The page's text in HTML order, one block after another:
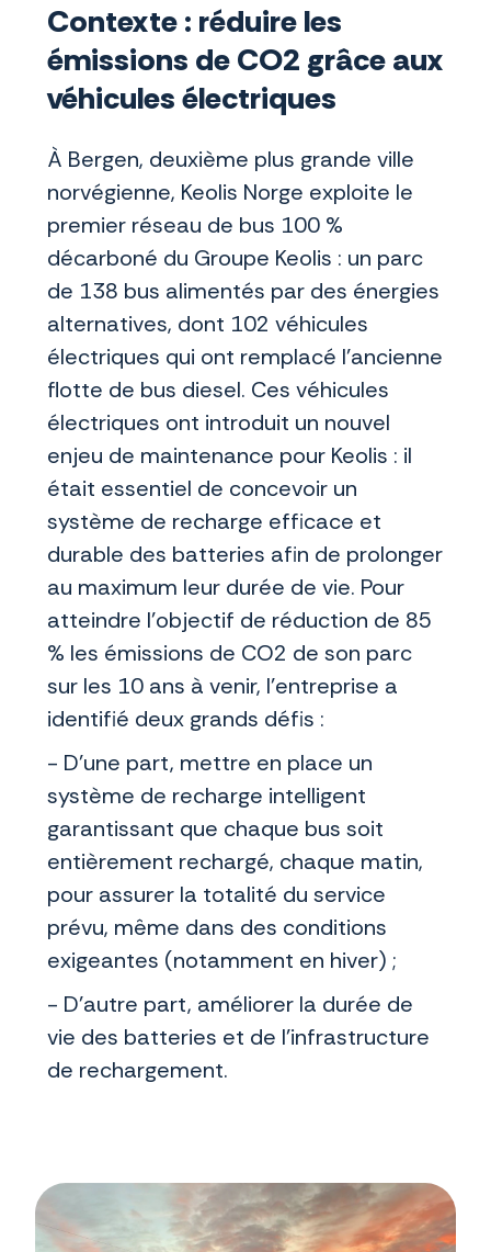
Contexte : réduire les
émissions de CO2 grâce aux
véhicules électriques
À Bergen, deuxième plus grande ville
norvégienne, Keolis Norge exploite le
premier réseau de bus 100 %
décarboné du Groupe Keolis : un parc
de 138 bus alimentés par des énergies
alternatives, dont 102 véhicules
électriques qui ont remplacé l’ancienne
flotte de bus diesel. Ces véhicules
électriques ont introduit un nouvel
enjeu de maintenance pour Keolis : il
était essentiel de concevoir un
système de recharge efficace et
durable des batteries afin de prolonger
au maximum leur durée de vie. Pour
atteindre l’objectif de réduction de 85
% les émissions de CO2 de son parc
sur les 10 ans à venir, l’entreprise a
identifié deux grands défis :
- D’une part, mettre en place un
système de recharge intelligent
garantissant que chaque bus soit
entièrement rechargé, chaque matin,
pour assurer la totalité du service
prévu, même dans des conditions
exigeantes (notamment en hiver) ;
- D’autre part, améliorer la durée de
vie des batteries et de l’infrastructure
de rechargement.